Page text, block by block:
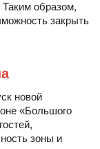
образом,
закрыть
новой
«Большого
зоны и